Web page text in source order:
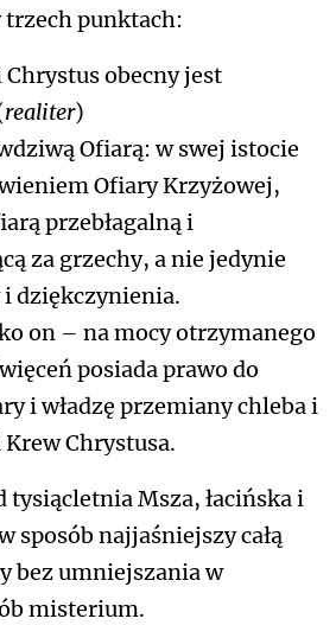
trzech punktach:
obecny jest
realiter)
Ofiarą: w swej istocie
Ofiary Krzyżowej,
przebłagalną i
za grzechy, a nie jedynie
i dziękczynienia.
on – na mocy otrzymanego
posiada prawo do
i władzę przemiany chleba i
Krew Chrystusa.
tysiącletnia Msza, łacińska i
sposób najjaśniejszy całą
bez umniejszania w
misterium.